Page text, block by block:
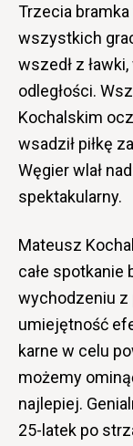
Trzecia
wszystkich
wszedł z
odległości.
Kochalskim
wsadził piłkę
Węgier wlał
spektakularny.
Mateusz
całe spotkanie
wychodzeniu z
umiejętność
karne w celu
możemy
najlepiej.
25-latek po